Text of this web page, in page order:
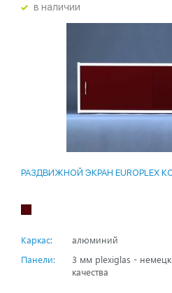
в наличии
РАЗДВИЖНОЙ ЭКРАН EUROPLEX
Каркас:
алюминий
Панели:
3 мм plexiglas -
качества